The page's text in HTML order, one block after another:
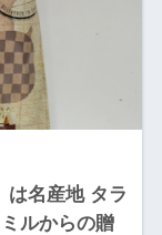
は名産地 タラ
ルからの贈